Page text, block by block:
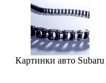
Картинки авто Subaru